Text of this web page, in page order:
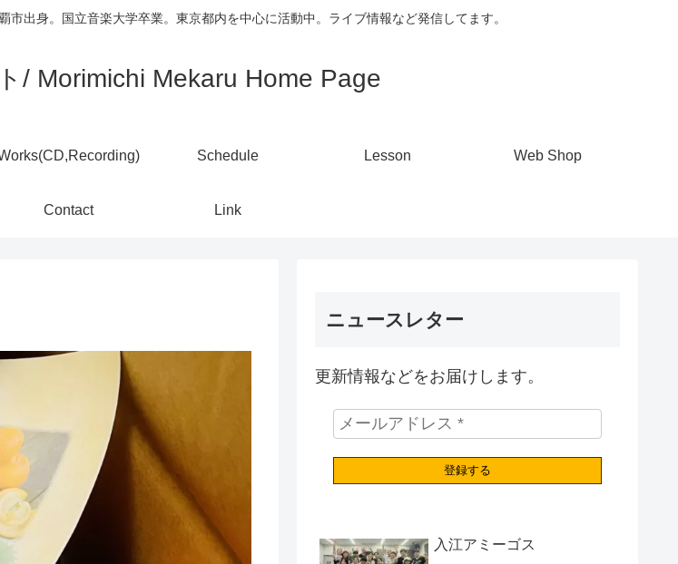
出身。国立音楽大学卒業。東京都内を中心に活動中。ライブ情報など発信してます。
/ Morimichi Mekaru Home Page
Schedule Lesson Web Shop
Contact Link
ニュースレター
更新情報などをお届けします。
入江アミーゴス